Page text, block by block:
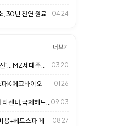
04.24
더보기
03.20
01.26
09.03
08.27